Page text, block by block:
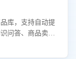
库，支持自动提
问答、商品卖点